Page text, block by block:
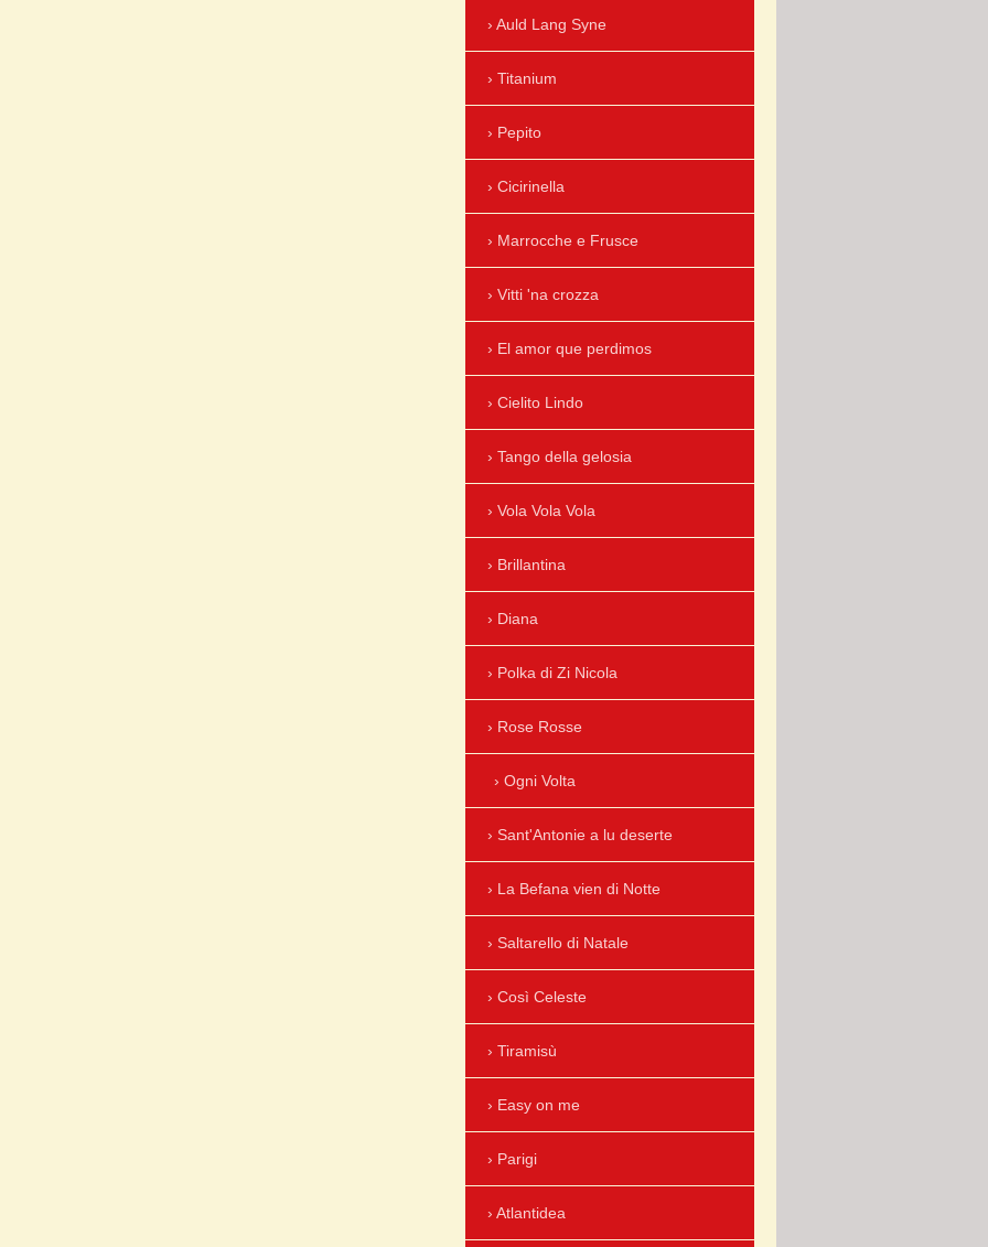
Auld Lang Syne
Titanium
Pepito
Cicirinella
Marrocche e Frusce
Vitti 'na crozza
El amor que perdimos
Cielito Lindo
Tango della gelosia
Vola Vola Vola
Brillantina
Diana
Polka di Zi Nicola
Rose Rosse
Ogni Volta
Sant'Antonie a lu deserte
La Befana vien di Notte
Saltarello di Natale
Così Celeste
Tiramisù
Easy on me
Parigi
Atlantidea